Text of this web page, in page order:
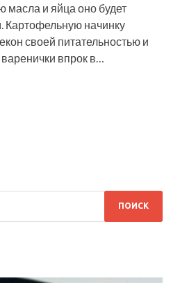
масла и яйца оно будет
начинку
своей питательностью и
впрок в…